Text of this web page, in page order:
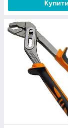
Купити